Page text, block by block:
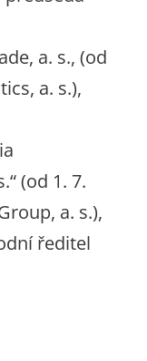
a. s., (od
a. s.),
(od 1. 7.
a. s.),
ředitel